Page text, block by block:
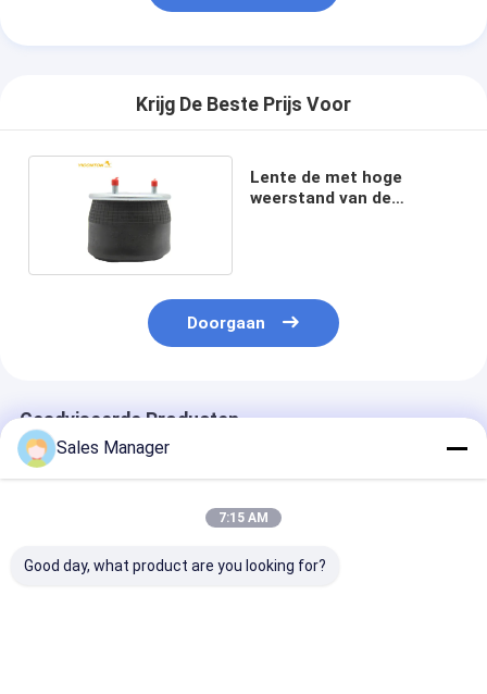
Krijg De Beste Prijs Voor
Lente de met hoge
weerstand van de
Doorgaan
Geadviseerde Producten
Sales Manager
7:15 AM
Good day, what product are you looking for?